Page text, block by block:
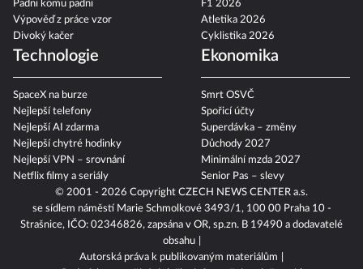
© 2001 - 2026 Copyright CZECH NEWS CENTER a.s.
se sídlem náměstí Marie Schmolkové 3493/1, 100 00 Praha 10 -
Strašnice, IČO: 02346826, zapsána v OR, sp.zn. B 19490 a dodavatelé
obsahu
Autorská práva k publikovaným materiálům
Padni komu padni
Výpověď z práce vzor
Divoký kačer
F1 2026
Atletika 2026
Cyklistika 2026
Technologie
SpaceX na burze
Nejlepší telefony
Nejlepší AI zdarma
Nejlepší chytré hodinky
Nejlepší VPN – srovnání
Netflix filmy a seriály
Ekonomika
Smrt OSVČ
Spořicí účty
Superdávka – změny
Důchody 2027
Minimální mzda 2027
Senior Pas – slevy